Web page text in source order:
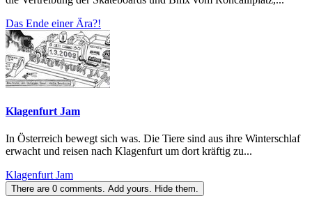
Das Ende einer Ära?!
Klagenfurt Jam
In Österreich bewegt sich was. Die Tiere sind aus ihre Winterschlaf
erwacht und reisen nach Klagenfurt um dort kräftig zu...
Klagenfurt Jam
There are 0 comments. Add yours. Hide them.